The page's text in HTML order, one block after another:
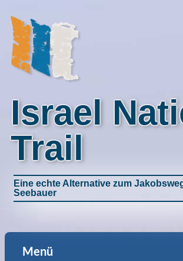
Israel
Trail
Eine echte Alternative zum
Seebauer
Menü